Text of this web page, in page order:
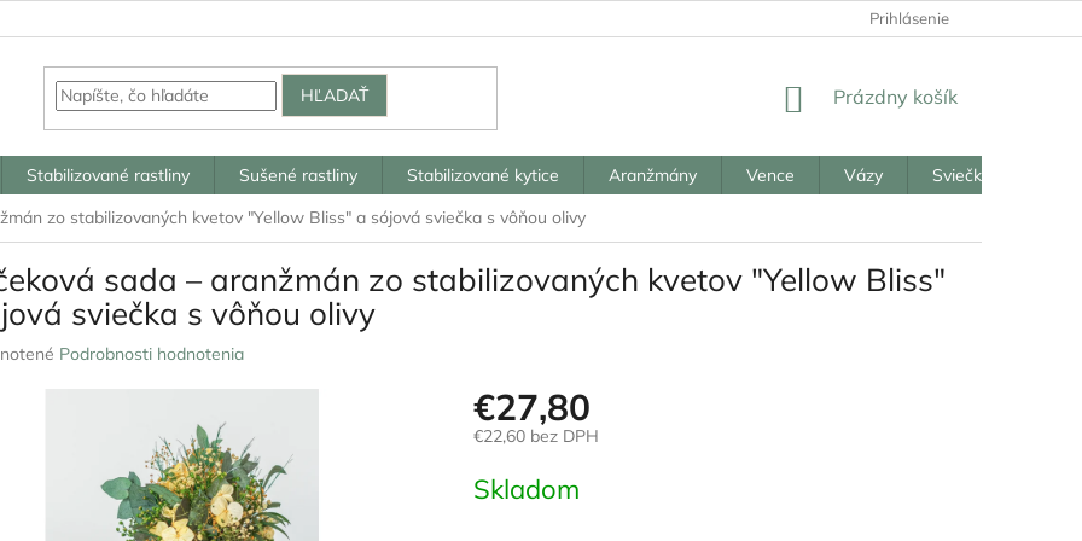
Prihlásenie
HĽADAŤ
NÁKUPNÝ
Prázdny košík
Stabilizované rastliny Sušené rastliny Stabilizované kytice Aranžmány Vence Vázy Sviečky
zo stabilizovaných kvetov "Yellow Bliss" a sójová sviečka s vôňou olivy
sada – aranžmán zo stabilizovaných kvetov "Yellow Bliss"
sviečka s vôňou olivy
Podrobnosti hodnotenia
€27,80
€22,60 bez DPH
cena:
Skladom